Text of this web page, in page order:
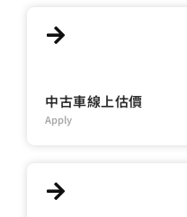
中古車線上估價
Apply